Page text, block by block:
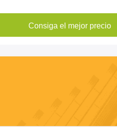
Consiga el mejor precio